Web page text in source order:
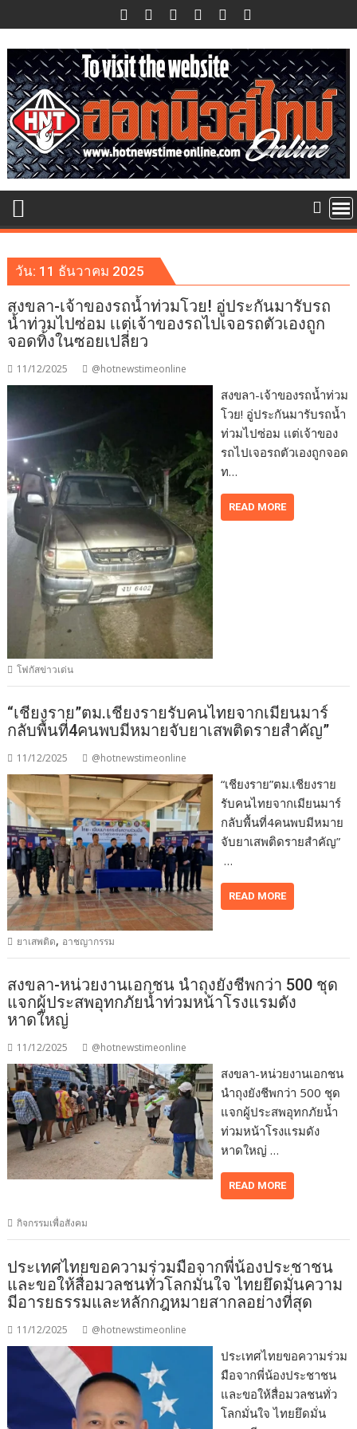
to
content
วัน: 11 ธันวาคม 2025
สงขลา-เจ้าของรถน้ำท่วมโวย! อู่ประกันมารับรถ
น้ำท่วมไปซ่อม เเต่เจ้าของรถไปเจอรถตัวเองถูก
จอดทิ้งในซอยเปลี่ยว
11/12/2025 @hotnewstimeonline
สงขลา-เจ้าของรถน้ำท่วม
โวย! อู่ประกันมารับรถน้ำ
ท่วมไปซ่อม เเต่เจ้าของ
รถไปเจอรถตัวเองถูกจอด
ท…
READ MORE
โฟกัสข่าวเด่น
“เชียงราย”ตม.เชียงรายรับคนไทยจากเมียนมาร์
กลับพื้นที่4คนพบมีหมายจับยาเสพติดรายสำคัญ”
11/12/2025 @hotnewstimeonline
“เชียงราย”ตม.เชียงราย
รับคนไทยจากเมียนมาร์
กลับพื้นที่4คนพบมีหมาย
จับยาเสพติดรายสำคัญ”
…
READ MORE
ยาเสพติด, อาชญากรรม
สงขลา-หน่วยงานเอกชน นำถุงยังชีพกว่า 500 ชุด
แจกผู้ประสพอุทกภัยน้ำท่วมหน้าโรงแรมดัง
หาดใหญ่
11/12/2025 @hotnewstimeonline
สงขลา-หน่วยงานเอกชน
นำถุงยังชีพกว่า 500 ชุด
แจกผู้ประสพอุทกภัยน้ำ
ท่วมหน้าโรงแรมดัง
หาดใหญ่ …
READ MORE
กิจกรรมเพื่อสังคม
ประเทศไทยขอความร่วมมือจากพี่น้องประชาชน
และขอให้สื่อมวลชนทั่วโลกมั่นใจ ไทยยึดมั่นความ
มีอารยธรรมและหลักกฎหมายสากลอย่างที่สุด
11/12/2025 @hotnewstimeonline
ประเทศไทยขอความร่วม
มือจากพี่น้องประชาชน
และขอให้สื่อมวลชนทั่ว
โลกมั่นใจ ไทยยึดมั่น